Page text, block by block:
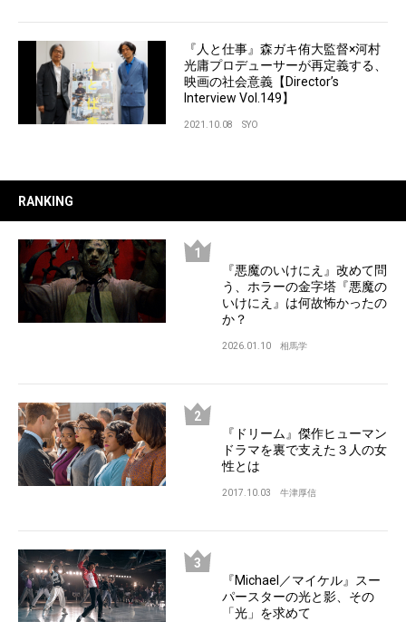
『人と仕事』森ガキ侑大監督×河村
光庸プロデューサーが再定義する、
映画の社会意義【Director’s
Interview Vol.149】
2021.10.08 SYO
RANKING
『悪魔のいけにえ』改めて問
う、ホラーの金字塔『悪魔の
いけにえ』は何故怖かったの
か？
2026.01.10 相馬学
『ドリーム』傑作ヒューマン
ドラマを裏で支えた３人の女
性とは
2017.10.03 牛津厚信
『Michael／マイケル』スー
パースターの光と影、その
「光」を求めて